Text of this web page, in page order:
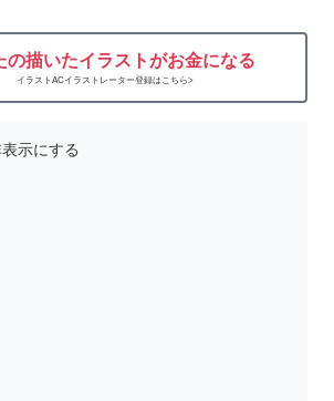
の描いたイラストがお金になる
イラストACイラストレーター登録はこちら>
示にする